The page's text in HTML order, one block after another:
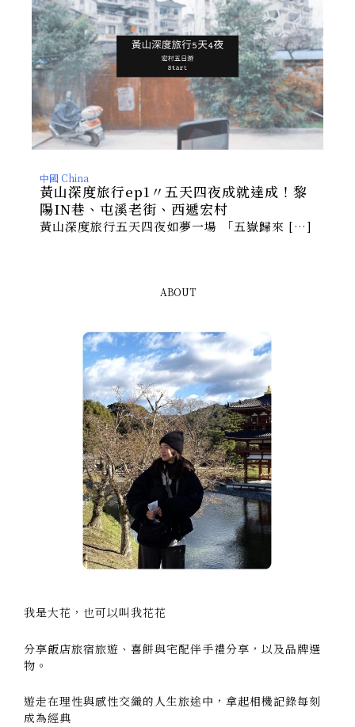
中國 China
黃山深度旅行ep1〃五天四夜成就達成！黎
陽IN巷、屯溪老街、西遞宏村
黃山深度旅行五天四夜如夢一場 「五嶽歸來 […]
ABOUT
我是大花，也可以叫我花花
分享飯店旅宿旅遊、喜餅與宅配伴手禮分享，以及品牌選
物。
遊走在理性與感性交織的人生旅途中，拿起相機記錄每刻
成為經典